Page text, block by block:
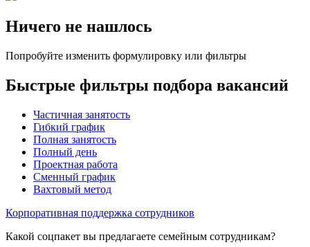
Ничего не нашлось
Попробуйте изменить формулировку или фильтры
Быстрые фильтры подбора вакансий
Частичная занятость
Гибкий график
Полная занятость
Полный день
Проектная работа
Сменный график
Вахтовый метод
Корпоративная поддержка сотрудников
Какой соцпакет вы предлагаете семейным сотрудникам?